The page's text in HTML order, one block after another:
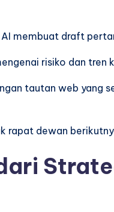
membuat draft
risiko dan tren
tautan web yang
rapat dewan